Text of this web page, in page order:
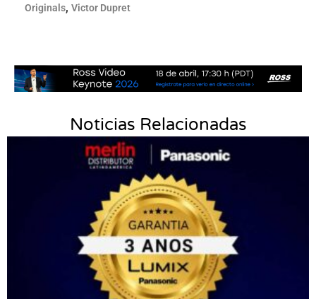
Originals, Victor Dupret
Noticias Relacionadas